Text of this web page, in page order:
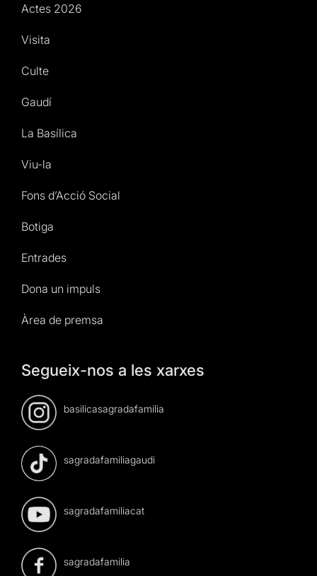
Actes 2026
Visita
Culte
Gaudí
La Basílica
Viu-la
Fons d’Acció Social
Botiga
Entrades
Dona un impuls
Àrea de premsa
Segueix-nos a les xarxes
basilicasagradafamilia
sagradafamiliagaudi
sagradafamiliacat
sagradafamilia